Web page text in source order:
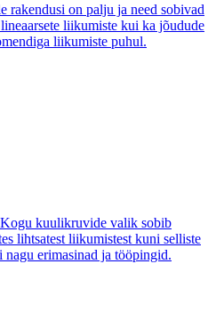
rakendusi on palju ja need sobivad
liikumiste kui ka jõudude
liikumiste puhul.
Kogu kuulikruvide valik sobib
lihtsatest liikumistest kuni selliste
nagu erimasinad ja tööpingid.